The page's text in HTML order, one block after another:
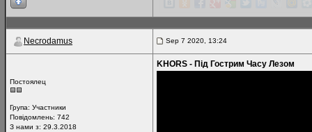
Necrodamus Sep 7 2020, 13:24
Постоялец
Група: Участники
Повідомлень: 742
З нами з: 29.3.2018
KHORS - Під Гострим Часу Лезом